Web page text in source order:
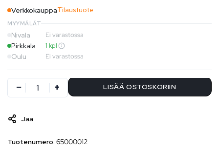
VerkkokauppaTilaustuote
MYYMÄLÄT
Nivala Ei varastossa
Pirkkala 1 kpl
Oulu Ei varastossa
LISÄÄ OSTOSKORIIN
Jaa
Tuotenumero: 65000012